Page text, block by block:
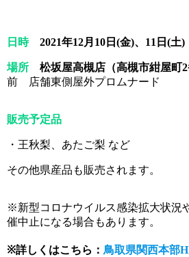
日時2021年12月10日(金)、11日(土
場所 松坂屋高槻店（高槻市紺屋町2
前 店舗東側屋外プロムナード
販売予定品
・王秋梨、あたご梨 など
その他県産品も販売されます。
※新型コロナウイルス感染拡大状況
催中止になる場合もあります。
※詳しくはこちら： 鳥取県関西本部